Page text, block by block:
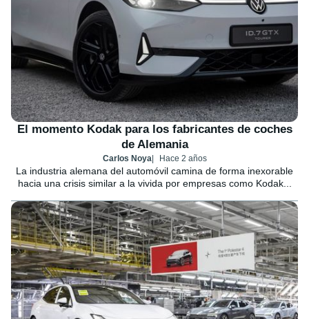
El momento Kodak para los fabricantes de coches
de Alemania
Carlos Noya Hace 2 años
La industria alemana del automóvil camina de forma inexorable
hacia una crisis similar a la vivida por empresas como Kodak...